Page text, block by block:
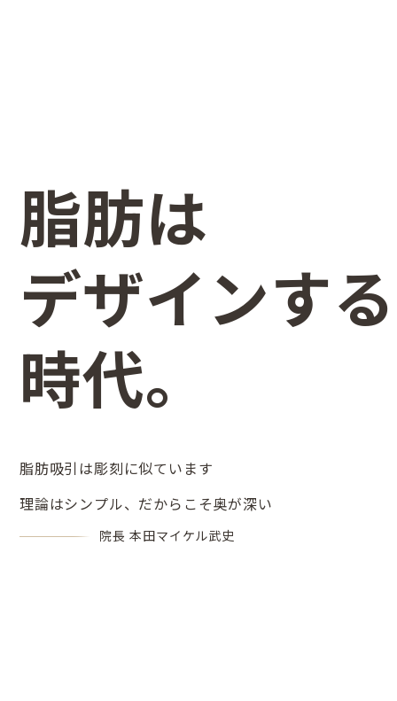
脂肪は
デザインする
時代。
脂肪吸引は彫刻に似ています
理論はシンプル、だからこそ奥が深い
院長 本田マイケル武史